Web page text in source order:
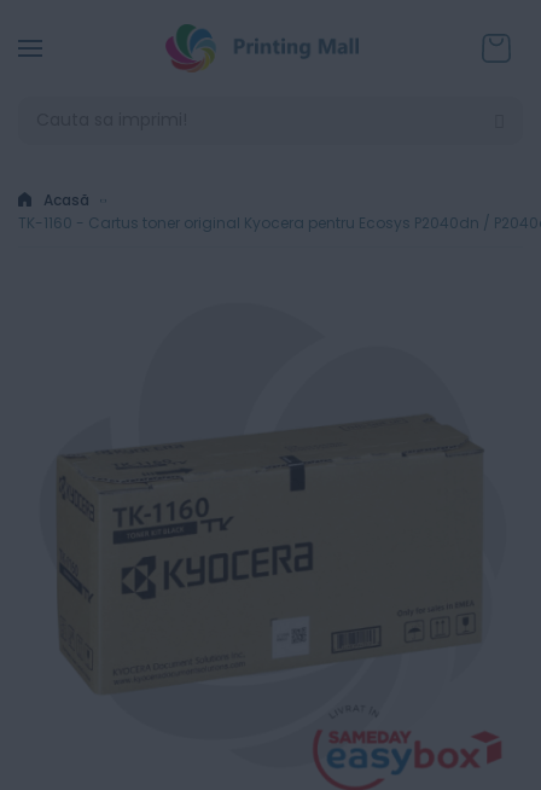
Acasă
TK-1160 - Cartus toner original Kyocera pentru Ecosys P2040dn /